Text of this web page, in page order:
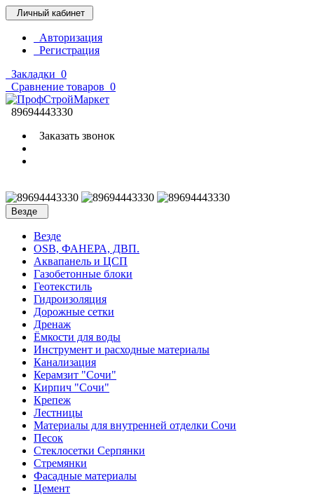
Личный кабинет
Авторизация
Регистрация
Закладки 0
Сравнение товаров 0
89694443330
Заказать звонок
Везде
Везде
OSB, ФАНЕРА, ДВП.
Аквапанель и ЦСП
Газобетонные блоки
Геотекстиль
Гидроизоляция
Дорожные сетки
Дренаж
Ёмкости для воды
Инструмент и расходные материалы
Канализация
Керамзит "Сочи"
Кирпич "Сочи"
Крепеж
Лестницы
Материалы для внутренней отделки Сочи
Песок
Стеклосетки Серпянки
Стремянки
Фасадные материалы
Цемент